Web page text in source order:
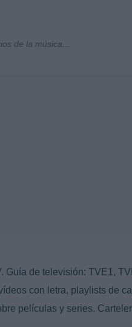
de la música...
Guía de televisión: TVE1,
con letra, playlists de
películas y series.